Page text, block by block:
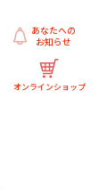
オンラインショップ
あなたへの
お知らせ